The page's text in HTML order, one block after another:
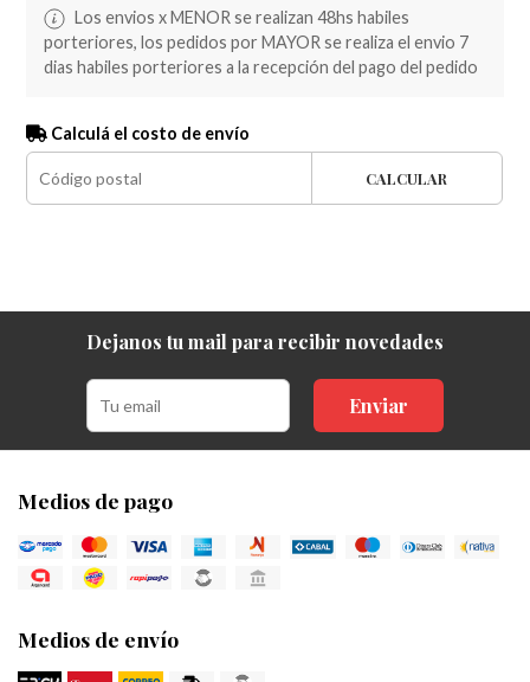
Los envios x MENOR se realizan 48hs habiles
porteriores, los pedidos por MAYOR se realiza el envio 7
dias habiles porteriores a la recepción del pago del pedido
Calculá el costo de envío
CALCULAR
Dejanos tu mail para recibir novedades
Enviar
Medios de pago
Medios de envío